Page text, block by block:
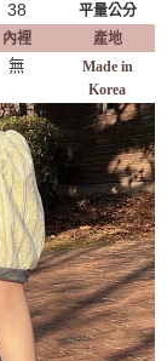
38
平量公分
內裡
產地
無
Made in
Korea